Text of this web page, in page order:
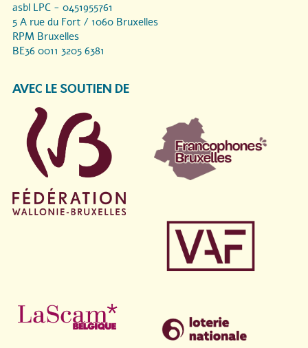
asbl LPC - 0451955761
5 A rue du Fort / 1060 Bruxelles
RPM Bruxelles
BE36 0011 3205 6381
AVEC LE SOUTIEN DE